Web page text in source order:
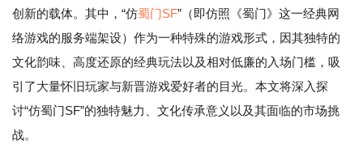
创新的载体。其中，“仿蜀门SF”（即仿照《蜀门》这一经典网
络游戏的服务端架设）作为一种特殊的游戏形式，因其独特的
文化韵味、高度还原的经典玩法以及相对低廉的入场门槛，吸
引了大量怀旧玩家与新晋游戏爱好者的目光。本文将深入探
讨“仿蜀门SF”的独特魅力、文化传承意义以及其面临的市场挑
战。